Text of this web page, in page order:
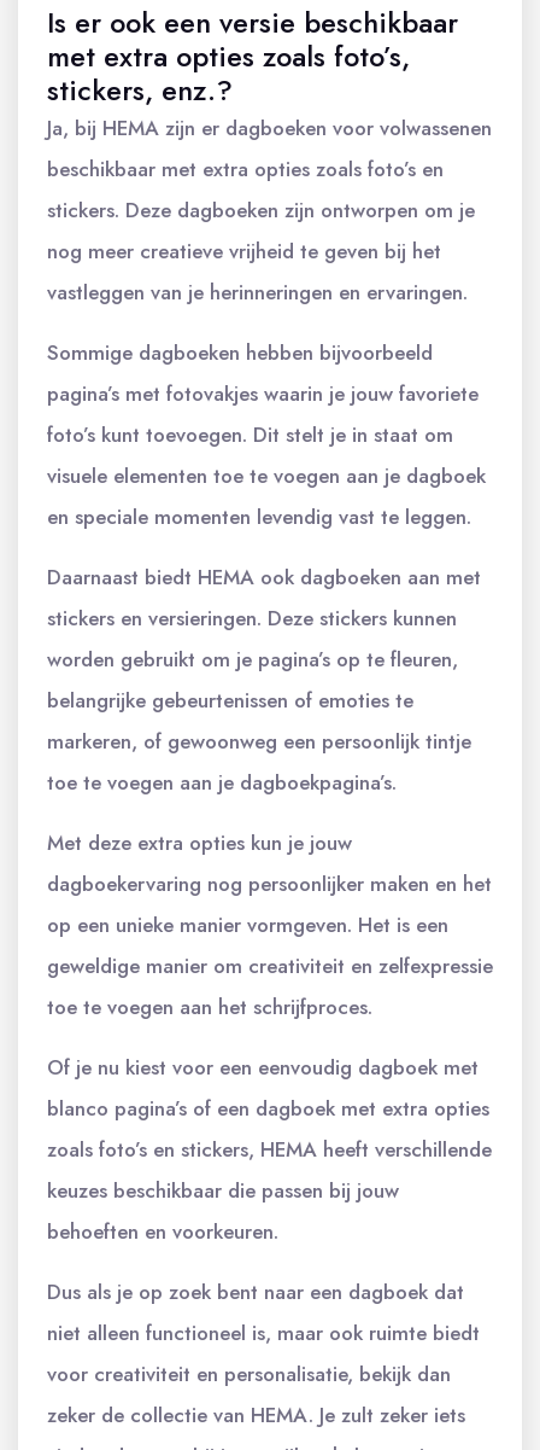
Is er ook een versie beschikbaar
met extra opties zoals foto’s,
stickers, enz.?
Ja, bij HEMA zijn er dagboeken voor volwassenen
beschikbaar met extra opties zoals foto’s en
stickers. Deze dagboeken zijn ontworpen om je
nog meer creatieve vrijheid te geven bij het
vastleggen van je herinneringen en ervaringen.
Sommige dagboeken hebben bijvoorbeeld
pagina’s met fotovakjes waarin je jouw favoriete
foto’s kunt toevoegen. Dit stelt je in staat om
visuele elementen toe te voegen aan je dagboek
en speciale momenten levendig vast te leggen.
Daarnaast biedt HEMA ook dagboeken aan met
stickers en versieringen. Deze stickers kunnen
worden gebruikt om je pagina’s op te fleuren,
belangrijke gebeurtenissen of emoties te
markeren, of gewoonweg een persoonlijk tintje
toe te voegen aan je dagboekpagina’s.
Met deze extra opties kun je jouw
dagboekervaring nog persoonlijker maken en het
op een unieke manier vormgeven. Het is een
geweldige manier om creativiteit en zelfexpressie
toe te voegen aan het schrijfproces.
Of je nu kiest voor een eenvoudig dagboek met
blanco pagina’s of een dagboek met extra opties
zoals foto’s en stickers, HEMA heeft verschillende
keuzes beschikbaar die passen bij jouw
behoeften en voorkeuren.
Dus als je op zoek bent naar een dagboek dat
niet alleen functioneel is, maar ook ruimte biedt
voor creativiteit en personalisatie, bekijk dan
zeker de collectie van HEMA. Je zult zeker iets